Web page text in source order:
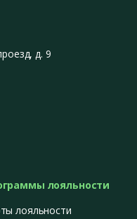
д. 9
лояльности
лояльности